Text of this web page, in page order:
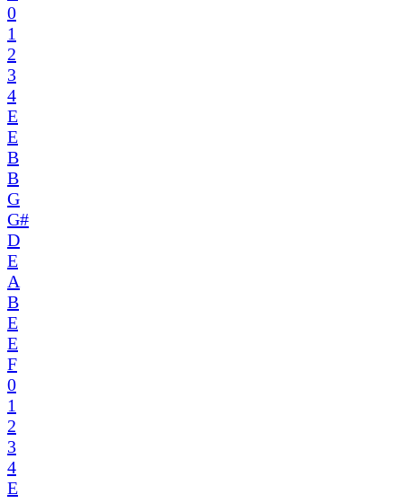
0
1
2
3
4
E
E
B
B
G
G#
D
E
A
B
E
E
F
0
1
2
3
4
E